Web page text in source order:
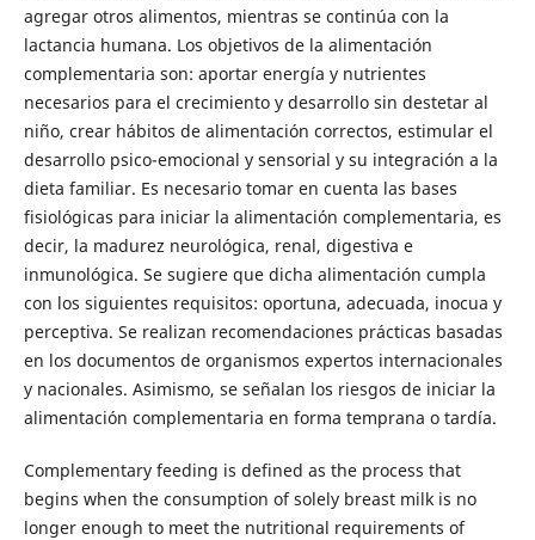
agregar otros alimentos, mientras se continúa con la
lactancia humana. Los objetivos de la alimentación
complementaria son: aportar energía y nutrientes
necesarios para el crecimiento y desarrollo sin destetar al
niño, crear hábitos de alimentación correctos, estimular el
desarrollo psico-emocional y sensorial y su integración a la
dieta familiar. Es necesario tomar en cuenta las bases
fisiológicas para iniciar la alimentación complementaria, es
decir, la madurez neurológica, renal, digestiva e
inmunológica. Se sugiere que dicha alimentación cumpla
con los siguientes requisitos: oportuna, adecuada, inocua y
perceptiva. Se realizan recomendaciones prácticas basadas
en los documentos de organismos expertos internacionales
y nacionales. Asimismo, se señalan los riesgos de iniciar la
alimentación complementaria en forma temprana o tardía.
Complementary feeding is defined as the process that
begins when the consumption of solely breast milk is no
longer enough to meet the nutritional requirements of